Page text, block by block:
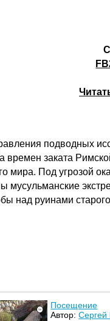
подводных
времен заката
мира. Под угрозой
мусульманские
над руинами
Посещение
Автор:Сергей